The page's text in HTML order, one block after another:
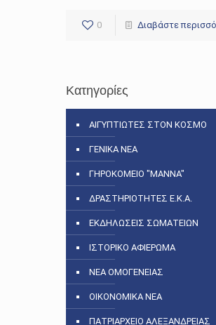
0 Διαβάστε
Κατηγορίες
ΑΙΓΥΠΤΙΩΤΕΣ ΣΤΟΝ ΚΟΣΜΟ
ΓΕΝΙΚΑ ΝΕΑ
ΓΗΡΟΚΟΜΕΙΟ "ΜΑΝΝΑ"
ΔΡΑΣΤΗΡΙΟΤΗΤΕΣ Ε.Κ.Α.
ΕΚΔΗΛΩΣΕΙΣ ΣΩΜΑΤΕΙΩΝ
ΙΣΤΟΡΙΚΟ ΑΦΙΕΡΩΜΑ
ΝΕΑ ΟΜΟΓΕΝΕΙΑΣ
ΟΙΚΟΝΟΜΙΚΑ ΝΕΑ
ΠΑΤΡΙΑΡΧΕΙΟ ΑΛΕΞΑΝΔΡΕΙΑΣ